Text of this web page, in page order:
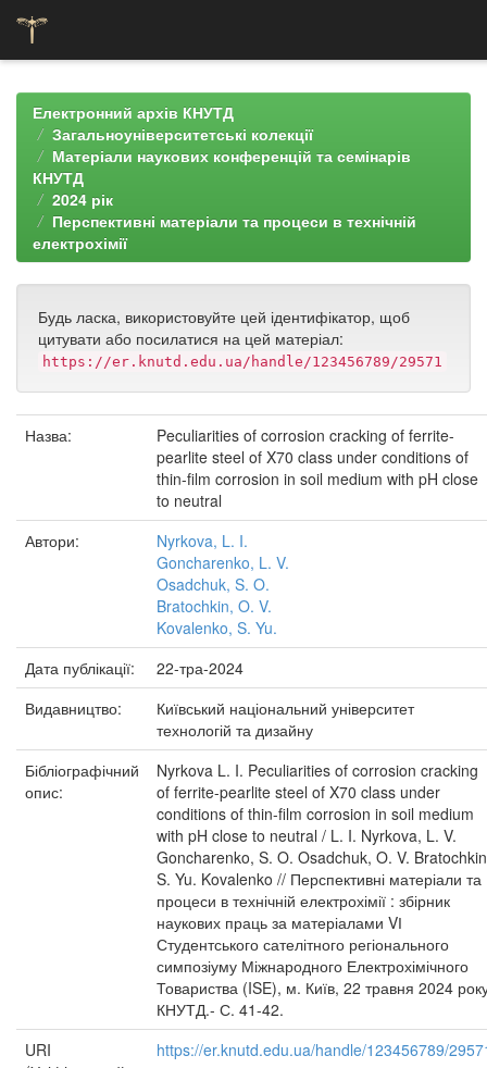
navigationЕлектронний архів КНУТД
Загальноуніверситетські колекції
Матеріали наукових конференцій та семінарів
КНУТД
2024 рік
Перспективні матеріали та процеси в технічній
електрохімії
Будь ласка, використовуйте цей ідентифікатор, щоб
цитувати або посилатися на цей матеріал:
https://er.knutd.edu.ua/handle/123456789/29571
Назва:
Peculiarities of corrosion cracking of ferrite-
pearlite steel of X70 class under conditions of
thin-film corrosion in soil medium with pH close
to neutral
Автори:
Nyrkova, L. I.
Goncharenko, L. V.
Osadchuk, S. O.
Bratochkin, O. V.
Kovalenko, S. Yu.
Дата публікації:
22-тра-2024
Видавництво:
Київський національний університет
технологій та дизайну
Бібліографічний
опис:
Nyrkova L. I. Peculiarities of corrosion cracking
of ferrite-pearlite steel of X70 class under
conditions of thin-film corrosion in soil medium
with pH close to neutral / L. I. Nyrkova, L. V.
Goncharenko, S. O. Osadchuk, O. V.
S. Yu. Kovalenko // Перспективні матеріали та
процеси в технічній електрохімії : збірник
наукових праць за матеріалами VІ
Студентського сателітного регіонального
симпозіуму Міжнародного Електрохімічного
Товариства (ISE), м. Київ, 22 травня 2024
КНУТД.- С. 41-42.
URI
https://er.knutd.edu.ua/handle/123456789/